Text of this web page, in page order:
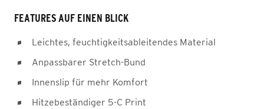
FEATURES AUF EINEN BLICK
Leichtes, feuchtigkeitsableitendes Material
Anpassbarer Stretch-Bund
Innenslip für mehr Komfort
Hitzebeständiger 5-C Print